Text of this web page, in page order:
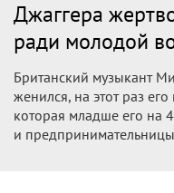
Джаггера
ради молодой
Британский музыкант
женился, на этот раз
которая младше его на
и